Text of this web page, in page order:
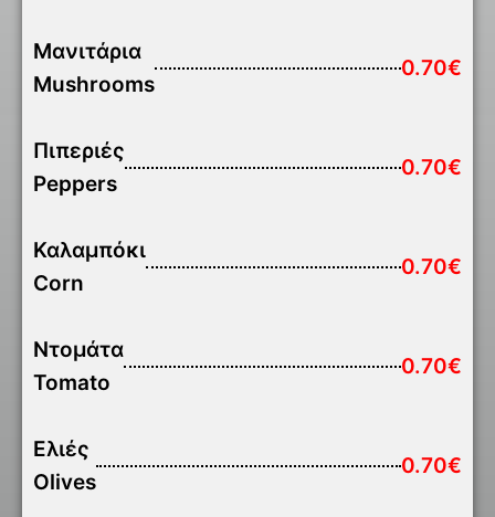
Μανιτάρια
Mushrooms
0.70€
Πιπεριές
Peppers
0.70€
Καλαμπόκι
Corn
0.70€
Ντομάτα
Tomato
0.70€
Ελιές
Olives
0.70€